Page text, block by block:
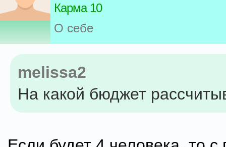
Карма 10
О себе
melissa2
На какой бюджет